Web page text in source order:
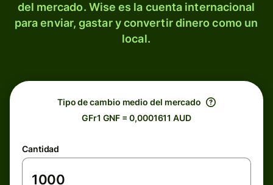
del mercado. Wise es la cuenta internacional
para enviar, gastar y convertir dinero como un
local.
Tipo de cambio medio del mercado
GFr1 GNF = 0,0001611 AUD
Cantidad